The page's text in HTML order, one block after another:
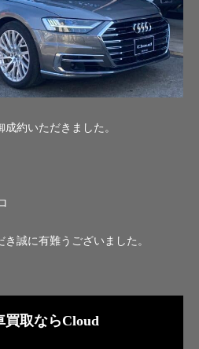
約いただきました。
誠に有難うございました。
取ならCloud